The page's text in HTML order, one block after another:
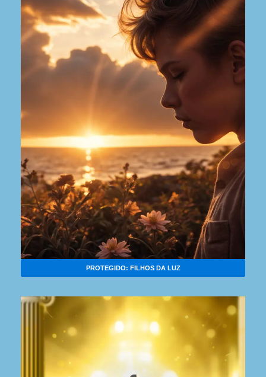
PROTEGIDO: FILHOS DA LUZ